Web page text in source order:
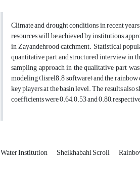
Climate and drought conditions in recent
resources will be achieved by institutions
in Zayandehrood catchment. Statistical
quantitative part and structured interview in
sampling approach in the qualitative part
modeling (lisrel8.8 software) and the
key players at the basin level. The results
coefficients were 0.64, 0.53 and 0.80,
Water Institution Sheikhabahi Scroll